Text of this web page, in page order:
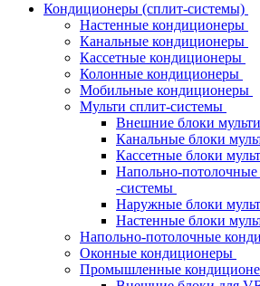
Кондиционеры (сплит-системы)
Настенные кондиционеры
Канальные кондиционеры
Кассетные кондиционеры
Колонные кондиционеры
Мобильные кондиционеры
Мульти сплит-системы
Внешние блоки
Канальные блоки
Кассетные блоки
Напольно-потолочные
-системы
Наружные блоки
Настенные блоки
Напольно-потолочные
Оконные кондиционеры
Промышленные